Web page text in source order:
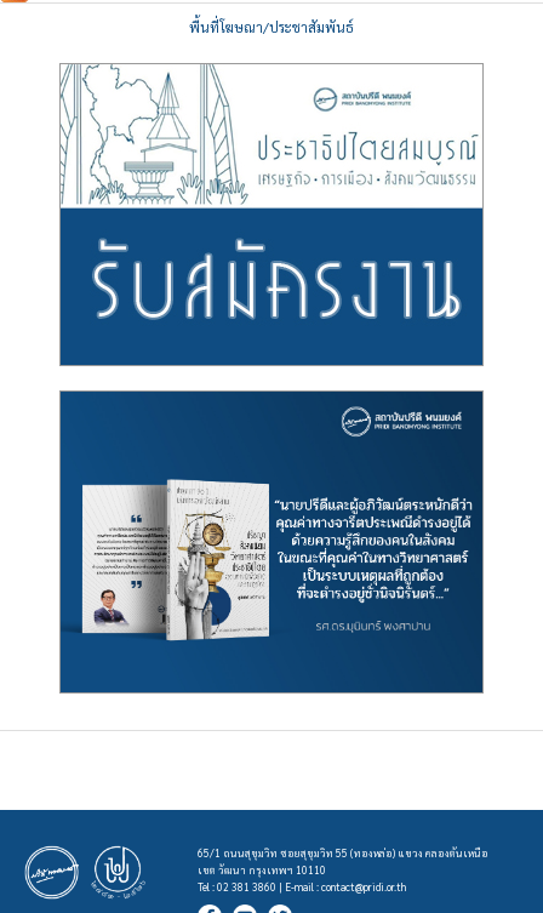
พื้นที่โฆษณา/ประชาสัมพันธ์
65/1 ถนนสุขุมวิท ซอยสุขุมวิท 55 (ทองหล่อ) แขวง คลองตันเหนือ
เขต วัฒนา กรุงเทพฯ 10110
Tel : 02 381 3860 | E-mail :contact@pridi.or.th